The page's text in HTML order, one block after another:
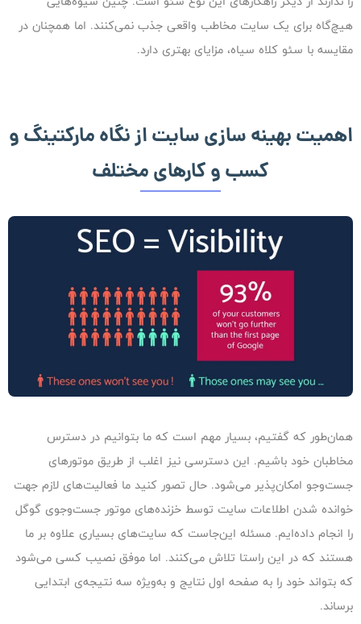
هیچ‌گاه برای یک سایت مخاطب واقعی جذب نمی‌کنند. اما همچنان در
مقایسه با سئو کلاه سیاه، مزایای بهتری دارد.
اهمیت بهینه سازی سایت از نگاه مارکتینگ و
کسب و کارهای مختلف
همان‌طور که گفتیم، بسیار مهم است که ما بتوانیم در دسترس
مخاطبان خود باشیم. این دسترسی نیز اغلب از طریق موتورهای
جست‌وجو امکان‌پذیر می‌شود. حال تصور کنید ما فعالیت‌های لازم جهت
خوانده شدن اطلاعات سایت توسط خزنده‌های موتور جست‌وجوی گوگل
را انجام داده‌ایم. مسئله این‌جاست که سایت‌های بسیاری علاوه بر ما
هستند که در این راستا تلاش می‌کنند. اما موفق نصیب کسی می‌شود
که بتواند خود را به صفحه‌ اول نتایج و به‌ویژه سه نتیجه‌ی ابتدایی
برساند.